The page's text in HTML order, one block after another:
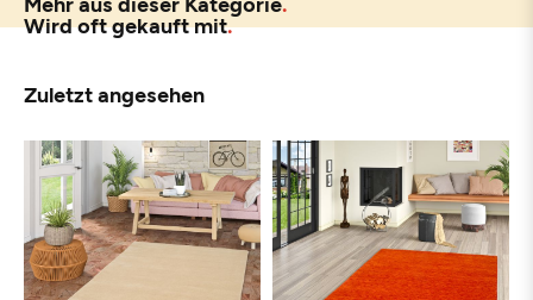
Wird oft gekauft mit
Zuletzt angesehen